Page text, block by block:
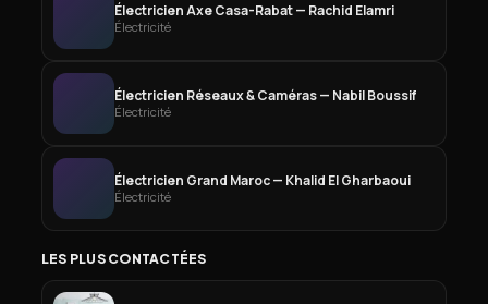
Électricien Axe Casa-Rabat — Rachid Elamri
Électricité
Électricien Réseaux & Caméras — Nabil Boussif
Électricité
Électricien Grand Maroc — Khalid El Gharbaoui
Électricité
LES PLUS CONTACTÉES